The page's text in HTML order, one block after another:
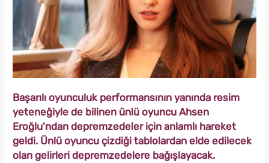
Başarılı oyunculuk performansının yanında resim
yeteneğiyle de bilinen ünlü oyuncu Ahsen
Eroğlu'ndan depremzedeler için anlamlı hareket
geldi. Ünlü oyuncu çizdiği tablolardan elde edilecek
olan gelirleri depremzedelere bağışlayacak.